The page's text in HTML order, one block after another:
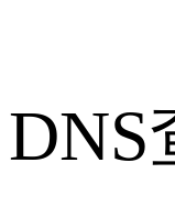
DNS